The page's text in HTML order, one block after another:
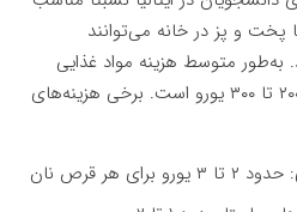
و پز در خانه می‌توانند
متوسط هزینه مواد غذایی
برای یک دانشجو در ماه بین ۲۰۰ تا ۳۰۰ یورو است. برخی هزینه‌های
: حدود ۲ تا ۳ یورو برای هر قرص نان